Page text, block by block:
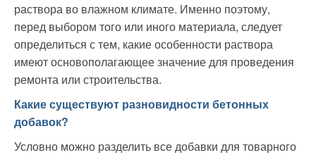
раствора во влажном климате. Именно поэтому,
перед выбором того или иного материала, следует
определиться с тем, какие особенности раствора
имеют основополагающее значение для проведения
ремонта или строительства.
Какие существуют разновидности бетонных
добавок?
Условно можно разделить все добавки для товарного